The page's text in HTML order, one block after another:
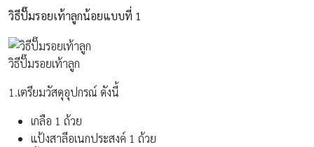
วิธีปั๊มรอยเท้าลูกน้อยแบบที่ 1
วิธีปั๊มรอยเท้าลูก
1.เตรียมวัสดุอุปกรณ์ ดังนี้
เกลือ 1 ถ้วย
แป้งสาลีอเนกประสงค์ 1 ถ้วย